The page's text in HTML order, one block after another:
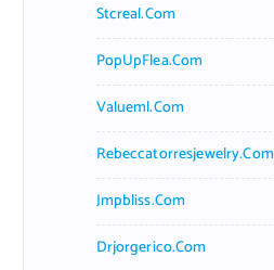
Stcreal.com
PopUpFlea.com
Valueml.com
Rebeccatorresjewelry.com
Jmpbliss.com
Drjorgerico.com